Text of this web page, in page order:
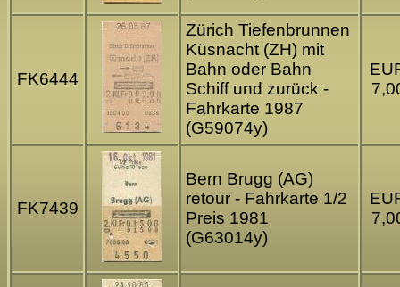
FK6444
Zürich Tiefenbrunnen
Küsnacht (ZH) mit
Bahn oder Bahn
Schiff und zurück -
Fahrkarte 1987
(G59074y)
FK7439
Bern Brugg (AG)
retour - Fahrkarte 1/2
Preis 1981
(G63014y)